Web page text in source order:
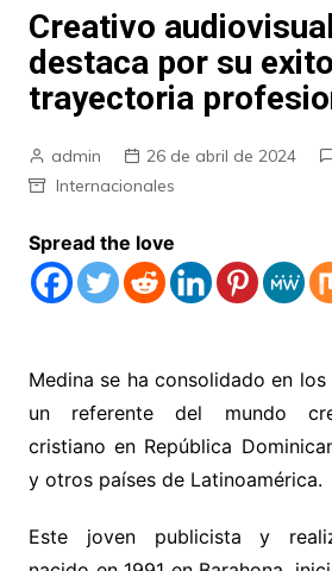
Creativo
destaca por su
trayectoria
admin 26 de abril de 2024
Internacionales
Spread the love
Medina se ha consolidado en
un referente del mundo
cristiano en República
y otros países de Latinoamérica.
Este joven publicista y